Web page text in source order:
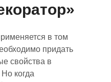
в том
придать
свойства в
когда